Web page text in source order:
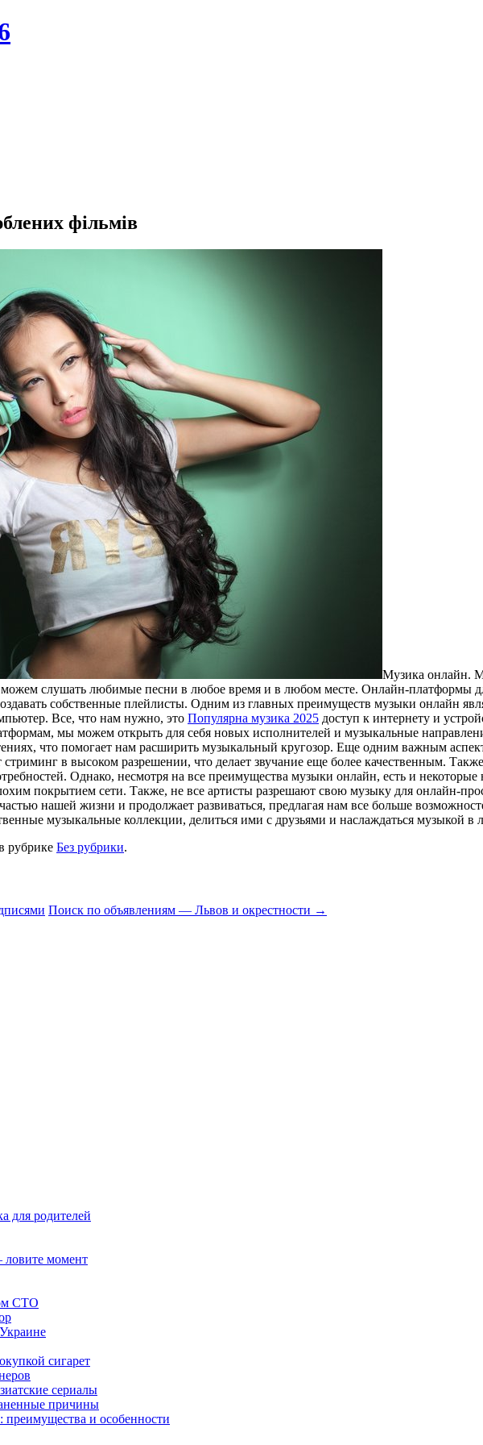
фільмів
Музикa oнлaйн.
слушать любимые песни в любое время и в любом месте. Онлайн-платформы
собственные плейлисты. Одним из главных преимуществ музыки онлайн
Все, что нам нужно, это Популярна музика 2025 доступ к интернету и
мы можем открыть для себя новых исполнителей и музыкальные
что помогает нам расширить музыкальный кругозор. Еще одним важным
в высоком разрешении, что делает звучание еще более качественным.
Однако, несмотря на все преимущества музыки онлайн, есть и
покрытием сети. Также, не все артисты разрешают свою музыку для онлайн-
нашей жизни и продолжает развиваться, предлагая нам все больше
музыкальные коллекции, делиться ими с друзьями и наслаждаться музыкой в
рубрике Без рубрики.
Поиск по объявлениям — Львов и окрестности →
для родителей
момент
СТО
сигарет
сериалы
причины
и особенности